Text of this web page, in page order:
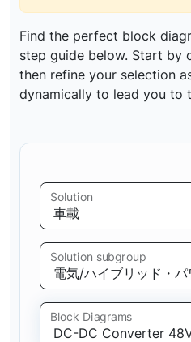
Find the perfect block
step guide below. Start by
then refine your selection
dynamically to lead you to
Solution
Solution subgroup
Block Diagrams